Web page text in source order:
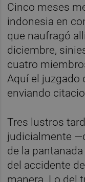
Cinco meses
indonesia en
que naufragó
diciembre,
cuatro
Aquí el juzgado
enviando
Tres lustros
judicialmente
de la
del accidente
manera. Lo del